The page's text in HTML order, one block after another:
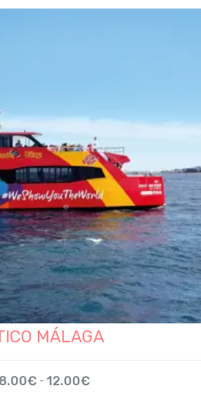
MÁLAGA
8.00€ - 12.00€Rango